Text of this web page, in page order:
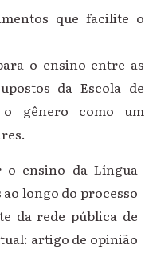
que facilite o
o ensino entre as
da Escola de
o gênero como um
o ensino da Língua
longo do processo
da rede pública de
artigo de opinião